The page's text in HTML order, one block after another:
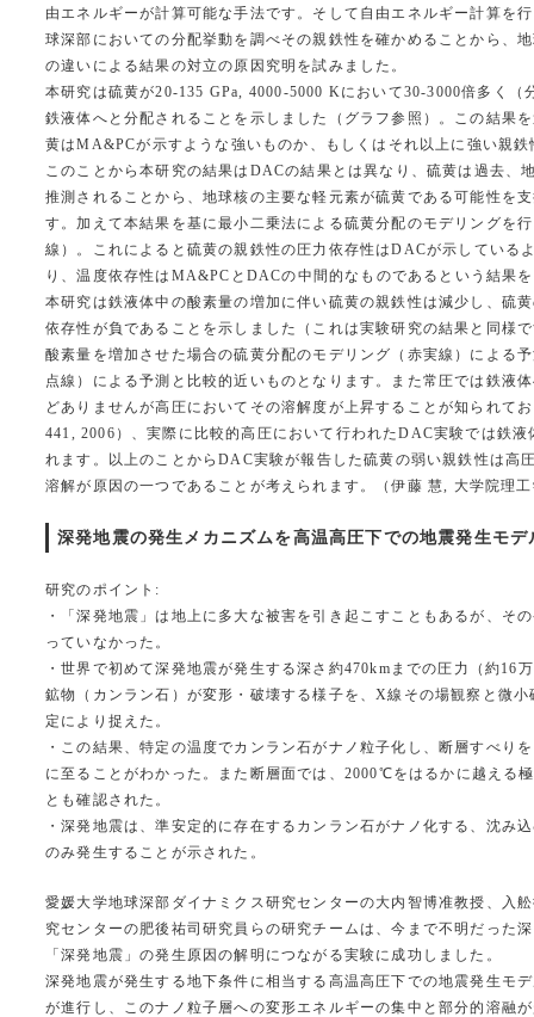
由エネルギーが計算可能な手法です。そして自由エネルギー計算を
球深部においての分配挙動を調べその親鉄性を確かめることから、
の違いによる結果の対立の原因究明を試みました。
本研究は硫黄が20-135 GPa, 4000-5000 Kにおいて30-3000倍多く
鉄液体へと分配されることを示しました（グラフ参照）。この結果
黄はMA&PCが示すような強いものか、もしくはそれ以上に強い親
このことから本研究の結果はDACの結果とは異なり、硫黄は過去、
推測されることから、地球核の主要な軽元素が硫黄である可能性を
す。加えて本結果を基に最小二乗法による硫黄分配のモデリングを
線）。これによると硫黄の親鉄性の圧力依存性はDACが示している
り、温度依存性はMA&PCとDACの中間的なものであるという結果
本研究は鉄液体中の酸素量の増加に伴い硫黄の親鉄性は減少し、硫
依存性が負であることを示しました（これは実験研究の結果と同様
酸素量を増加させた場合の硫黄分配のモデリング（赤実線）による
点線）による予測と比較的近いものとなります。また常圧では鉄液
どありませんが高圧においてその溶解度が上昇することが知られて
441, 2006）、実際に比較的高圧において行われたDAC実験では鉄
れます。以上のことからDAC実験が報告した硫黄の弱い親鉄性は高
溶解が原因の一つであることが考えられます。（伊藤 慧, 大学院理
深発地震の発生メカニズムを高温高圧下での地震発生モ
研究のポイント:
・「深発地震」は地上に多大な被害を引き起こすこともあるが、そ
っていなかった。
・世界で初めて深発地震が発生する深さ約470kmまでの圧力（約16
鉱物（カンラン石）が変形・破壊する様子を、X線その場観察と微
定により捉えた。
・この結果、特定の温度でカンラン石がナノ粒子化し、断層すべり
に至ることがわかった。また断層面では、2000℃をはるかに越える
とも確認された。
・深発地震は、準安定的に存在するカンラン石がナノ化する、沈み
のみ発生することが示された。
愛媛大学地球深部ダイナミクス研究センターの大内智博准教授、入
究センターの肥後祐司研究員らの研究チームは、今まで不明だった
「深発地震」の発生原因の解明につながる実験に成功しました。
深発地震が発生する地下条件に相当する高温高圧下での地震発生モ
が進行し、このナノ粒子層への変形エネルギーの集中と部分的溶融